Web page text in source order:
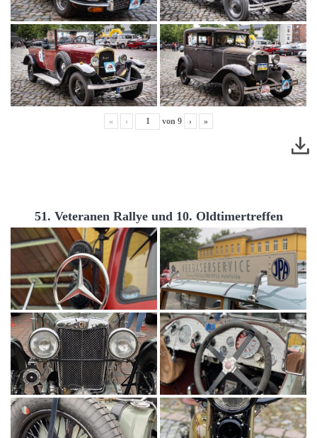
« ‹ von 9 › »
51. Veteranen Rallye und 10. Oldtimertreffen